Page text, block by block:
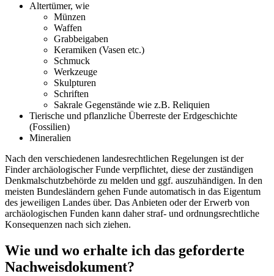
Altertümer, wie
Münzen
Waffen
Grabbeigaben
Keramiken (Vasen etc.)
Schmuck
Werkzeuge
Skulpturen
Schriften
Sakrale Gegenstände wie z.B. Reliquien
Tierische und pflanzliche Überreste der Erdgeschichte
(Fossilien)
Mineralien
Nach den verschiedenen landesrechtlichen Regelungen ist der
Finder archäologischer Funde verpflichtet, diese der zuständigen
Denkmalschutzbehörde zu melden und ggf. auszuhändigen. In den
meisten Bundesländern gehen Funde automatisch in das Eigentum
des jeweiligen Landes über. Das Anbieten oder der Erwerb von
archäologischen Funden kann daher straf- und ordnungsrechtliche
Konsequenzen nach sich ziehen.
Wie und wo erhalte ich das geforderte
Nachweisdokument?